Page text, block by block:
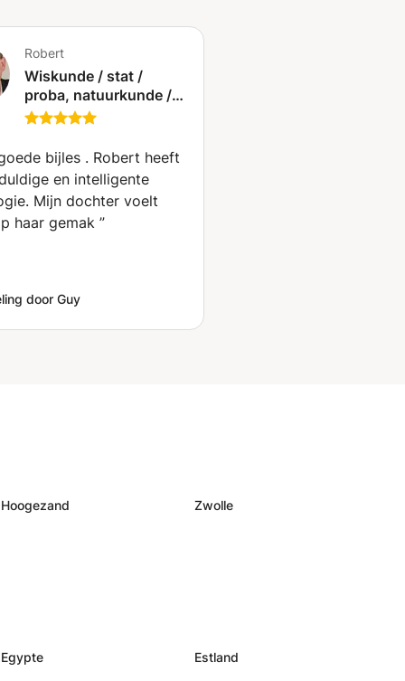
Robert
Wiskunde / stat /
proba, natuurkunde /
scheikunde en bio, bij
afstand (Dilbeek)
bijles . Robert heeft
en intelligente
voelt
haar gemak ”
door Guy
Hoogezand Zwolle
Egypte Estland